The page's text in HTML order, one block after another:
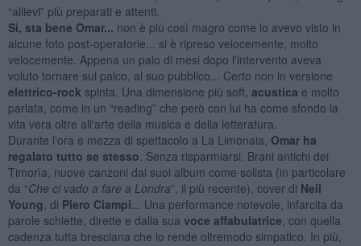
“allievi” più preparati e attenti.
Sì, sta bene Omar... non è più così magro come lo avevo visto in
alcune foto post-operatorie... si è ripreso velocemente, molto
velocemente. Appena un paio di mesi dopo l'intervento aveva
voluto tornare sul palco, al suo pubblico... Certo non in versione
elettrico-rock spinta. Una dimensione più soft, acustica e molto
parlata, come in un “reading” che però con lui ha come sfondo la
vita vera oltre all'arte della musica e della letteratura.
Durante l'ora e mezza di spettacolo a La Limonaia, Omar ha
regalato tutto se stesso . Senza risparmiarsi. Brani antichi dei
Timorìa, nuove canzoni dai suoi album come solista (in particolare
da “Che ci vado a fare a Londra”, il più recente), cover di Neil
Young , di Piero Ciampi ... Una performance notevole, infarcita da
parole schiette, dirette e dalla sua voce affabulatrice , con quella
cadenza tutta bresciana che lo rende oltremodo simpatico. In più,